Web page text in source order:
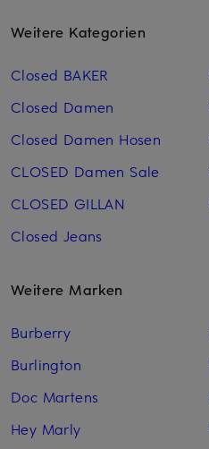
Weitere Kategorien
Closed BAKER
Closed Damen
Closed Damen Hosen
CLOSED Damen Sale
CLOSED GILLAN
Closed Jeans
Weitere Marken
Burberry
Burlington
Doc Martens
Hey Marly